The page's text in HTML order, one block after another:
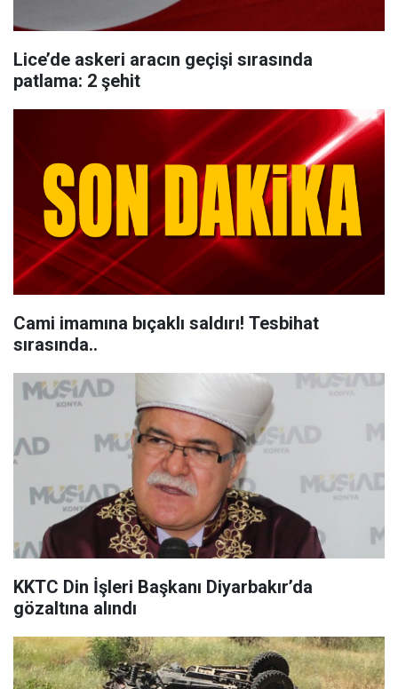
Lice’de askeri aracın geçişi sırasında
patlama: 2 şehit
Cami imamına bıçaklı saldırı! Tesbihat
sırasında..
KKTC Din İşleri Başkanı Diyarbakır’da
gözaltına alındı